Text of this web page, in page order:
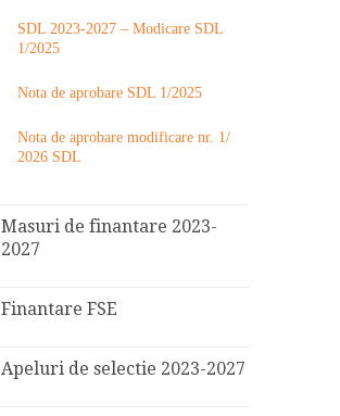
SDL 2023-2027 – Modicare SDL
1/2025
Nota de aprobare SDL 1/2025
Nota de aprobare modificare nr. 1/
2026 SDL
Masuri de finantare 2023-
2027
Finantare FSE
Apeluri de selectie 2023-2027